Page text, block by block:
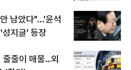
남았다"...'윤석
성지글' 등장
줄줄이 매물…외